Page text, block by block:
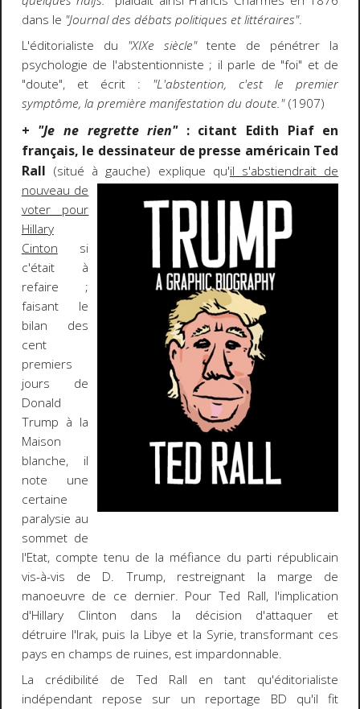
dans le "Journal des débats politiques et littéraires".
L'éditorialiste du "XIXe siècle"tente de pénétrer la
psychologie de l'abstentionniste ; il parle de "foi" et de
"doute", et écrit : "L'abstention, c'est le premier
symptôme, la première manifestation du doute."(1907)
+ "Je ne regrette rien": citant Edith Piaf en
français, le dessinateur de presse américain Ted
Rall (situé à gauche) explique qu'il s'abstiendrait de
nouveau de
voter pour
Hillary
Cinton si
c'était à
refaire ;
faisant le
bilan des
cent
premiers
jours de
Donald
Trump à la
Maison
blanche, il
note une
certaine
paralysie au
sommet de
l'Etat, compte tenu de la méfiance du parti républicain
vis-à-vis de D. Trump, restreignant la marge de
manoeuvre de ce dernier. Pour Ted Rall, l'implication
d'Hillary Clinton dans la décision d'attaquer et
détruire l'Irak, puis la Libye et la Syrie, transformant ces
pays en champs de ruines, est impardonnable.
La crédibilité de Ted Rall en tant qu'éditorialiste
indépendant repose sur un reportage BD qu'il fit